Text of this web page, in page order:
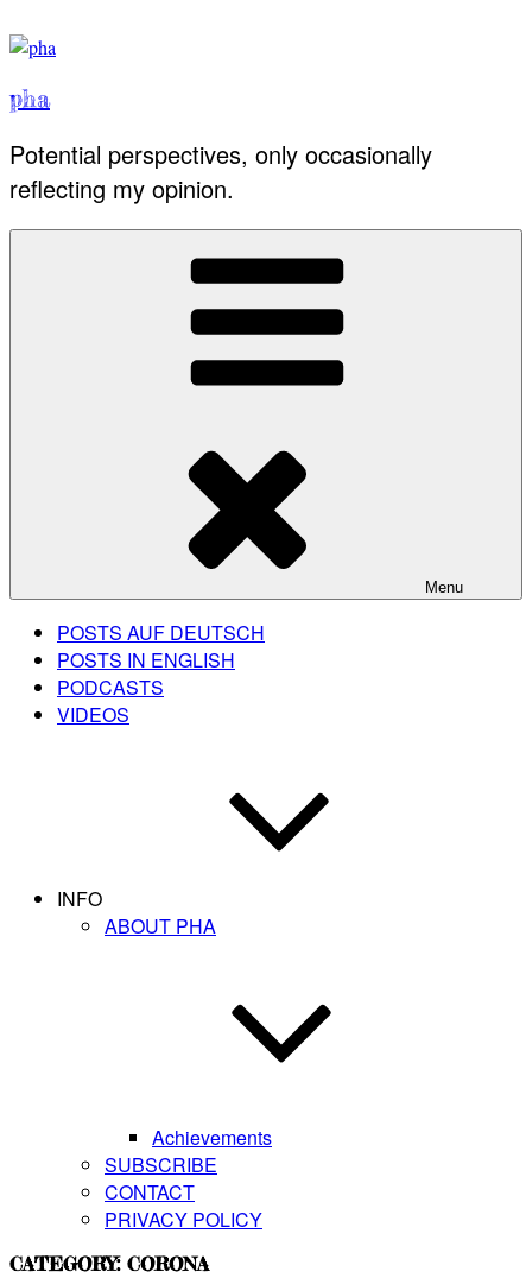
to
pha
Potential perspectives, only occasionally
reflecting my opinion.
Menu
POSTS AUF DEUTSCH
POSTS IN ENGLISH
PODCASTS
VIDEOS
INFO
ABOUT PHA
Achievements
SUBSCRIBE
CONTACT
PRIVACY POLICY
CATEGORY: CORONA